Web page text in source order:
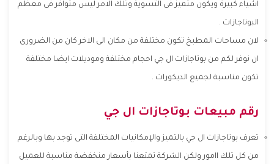
اشياء كبيرة ويكون متميز فى التسوية وتلك الامر ليس متوافر فى معظم
البوتاجازات .
لان مساحات المطبخ تكون مختلفة من مكان الى الاخر كان من الضرورى
ان نوفر لكم من بوتاجازات ال جي احجام مختلفة وموديلات ايضا مختلفة
تكون مناسبة لجميع الديكورات .
رقم مبيعات بوتاجازات ال جي
تعرف بوتاجازات ال جي بالتميز والإمكانيات المختلفة التى توجد بها وبالرغم
من كل تلك اامور ولكن الشركة تمتعنا بأسعار منخفضة مناسبة للعميل